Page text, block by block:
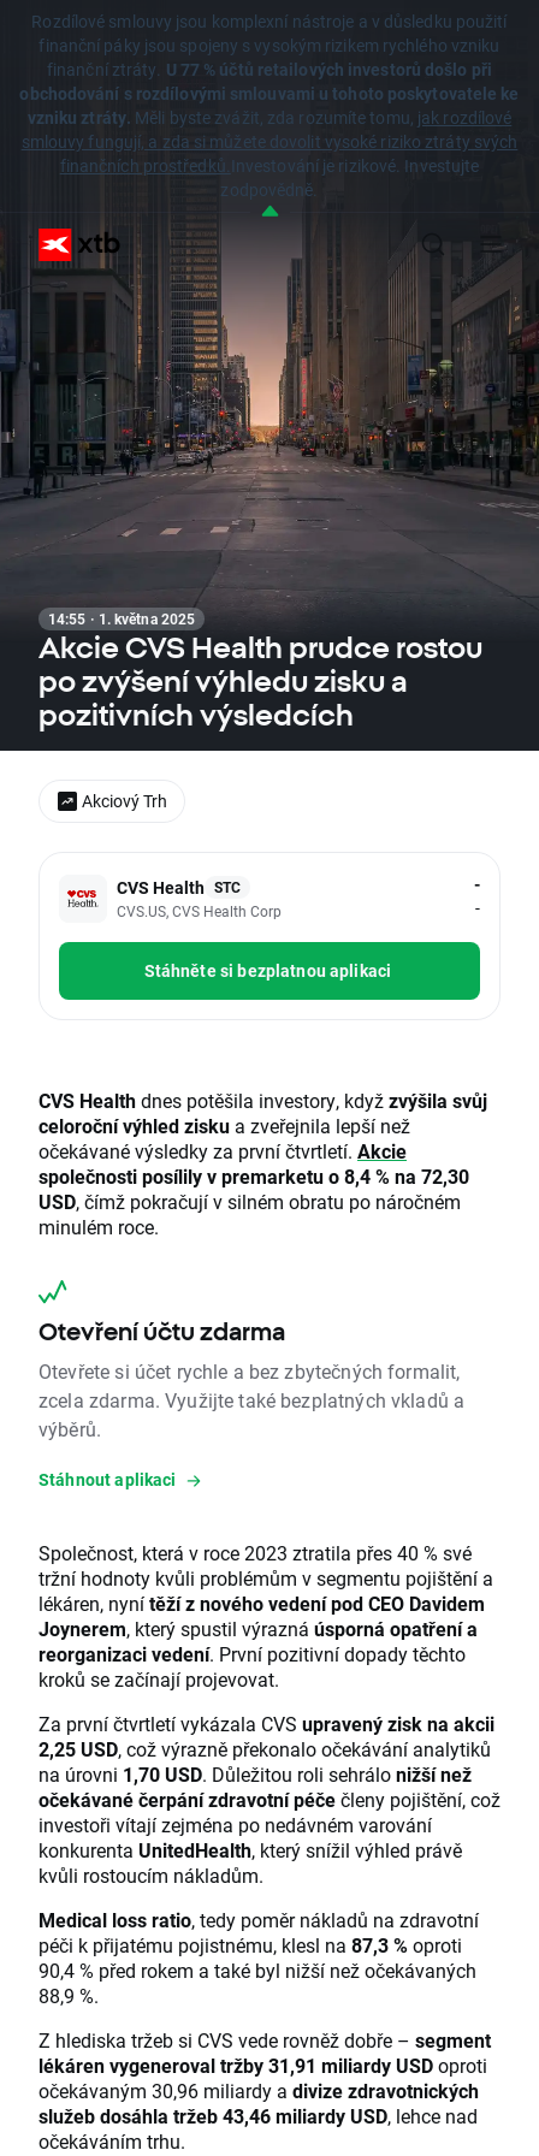
Rozdílové smlouvy jsou komplexní nástroje a v důsledku použití
finanční páky jsou spojeny s vysokým rizikem rychlého vzniku
finanční ztráty. U 77 % účtů retailových investorů došlo při
obchodování s rozdílovými smlouvami u tohoto poskytovatele ke
vzniku ztráty. Měli byste zvážit, zda rozumíte tomu, jak rozdílové
smlouvy fungují, a zda si můžete dovolit vysoké riziko ztráty svých
finančních prostředků.Investování je rizikové. Investujte
zodpovědně.
14:55 · 1. května 2025
Akcie CVS Health prudce rostou
po zvýšení výhledu zisku a
pozitivních výsledcích
CVS Health STC
CVS.US, CVS Health Corp
-
-
Stáhněte si bezplatnou aplikaci
CVS Healthdnes potěšila investory, kdyžzvýšila svůj
celoroční výhled zisku a zveřejnila lepší než
očekávané výsledky za první čtvrtletí. Akcie
společnosti posílily v premarketu o 8,4 % na 72,30
USD, čímž pokračují v silném obratu po náročném
minulém roce.
Otevření účtu zdarma
Otevřete si účet rychle a bez zbytečných formalit,
zcela zdarma. Využijte také bezplatných vkladů a
výběrů.
Stáhnout aplikaci
Společnost, která v roce 2023 ztratila přes 40 % své
tržní hodnoty kvůli problémům v segmentu pojištění a
lékáren, nynítěží z nového vedení pod CEO Davidem
Joynerem, který spustil výrazná úsporná opatření a
reorganizaci vedení. První pozitivní dopady těchto
kroků se začínají projevovat.
Za první čtvrtletí vykázala CVS upravený zisk na akcii
2,25 USD, což výrazně překonalo očekávání analytiků
na úrovni 1,70 USD. Důležitou roli sehrálonižší než
očekávané čerpání zdravotní péčečleny pojištění, což
investoři vítají zejména po nedávném varování
konkurenta UnitedHealth, který snížil výhled právě
kvůli rostoucím nákladům.
Medical loss ratio, tedy poměr nákladů na zdravotní
péči k přijatému pojistnému, klesl na 87,3 %oproti
90,4 % před rokem a také byl nižší než očekávaných
88,9 %.
Z hlediska tržeb si CVS vede rovněž dobře – segment
lékáren vygeneroval tržby 31,91 miliardy USDoproti
očekávaným 30,96 miliardy a divize zdravotnických
služeb dosáhla tržeb 43,46 miliardy USD, lehce nad
očekáváním trhu.
Akciový Trh